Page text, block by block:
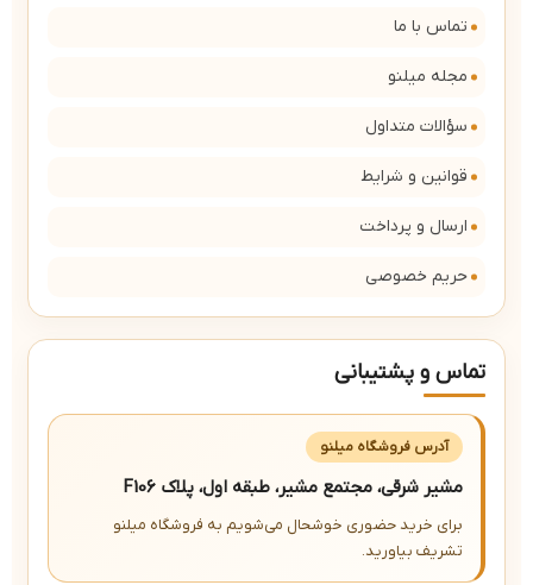
تماس با ما
مجله میلنو
سؤالات متداول
قوانین و شرایط
ارسال و پرداخت
حریم خصوصی
تماس و پشتیبانی
آدرس فروشگاه میلنو
مشیر شرقی، مجتمع مشیر، طبقه اول، پلاک F106
برای خرید حضوری خوشحال می‌شویم به فروشگاه میلنو
تشریف بیاورید.